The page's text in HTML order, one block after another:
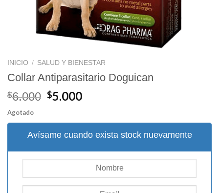
INICIO / SALUD Y BIENESTAR
Collar Antiparasitario Doguican
$6.000 El
era:
$6.000.
$5.000El
es:
$5.000.
Agotado
Avísame cuando exista stock nuevamente